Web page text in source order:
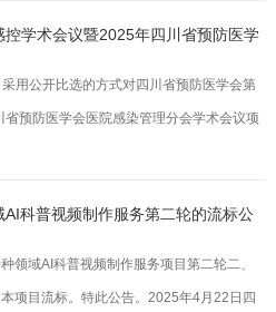
提供以下资格材料：1.企业营业执照[副本]
学术会议暨2025年四川省预防医学
目比选结果公示
用公开比选的方式对四川省预防医学会第
预防医学会医院感染管理分会学术会议项
五家单位参加报名，并于2025年4月25日
上公示有异议，请及时以口头或书面形式
科普视频制作服务第二轮的流标公
领域AI科普视频制作服务项目第二轮二、
项目流标。特此公告。2025年4月22日四